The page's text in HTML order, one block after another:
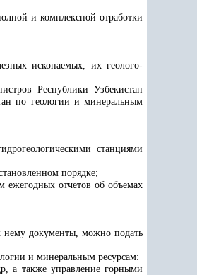
и комплексной отработки
ископаемых, их геолого-
Республики Узбекистан
по геологии и минеральным
станциями
порядке;
ежегодных отчетов об объемах
нему документы, можно подать
и минеральным ресурсам:
а также управление горными